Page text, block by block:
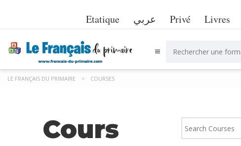
Etatique عربي Privé Livres
LE FRANÇAIS DU PRIMAIRE > COURSES
Cours